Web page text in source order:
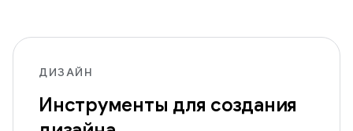
ДИЗАЙН
Инструменты для создания